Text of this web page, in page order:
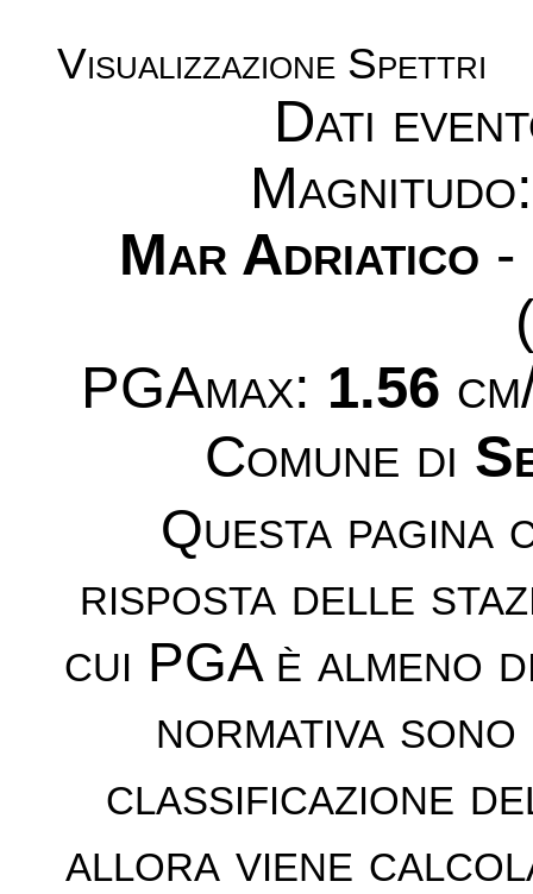
Visualizzazione Spettri
Dati
Mar Adriatico -
PGAmax: 1.56
Comune di
Questa
risposta delle
cui PGA è almeno
normativa
classificazione
allora viene